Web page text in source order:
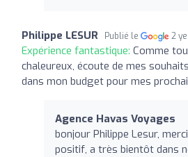
Philippe LESUR Publié le 2
Expérience fantastique: Comme
chaleureux, écoute de mes
dans mon budget pour mes
Agence Havas Voyages
bonjour Philippe Lesur,
positif, a très bientôt dans